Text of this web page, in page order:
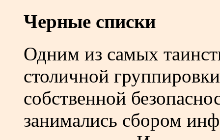
Черные списки
Одним из самых
столичной
собственной
занимались сбором